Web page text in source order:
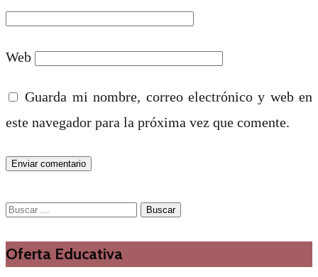
Web
Guarda mi nombre, correo electrónico y web en
este navegador para la próxima vez que comente.
Buscar:
Oferta Educativa